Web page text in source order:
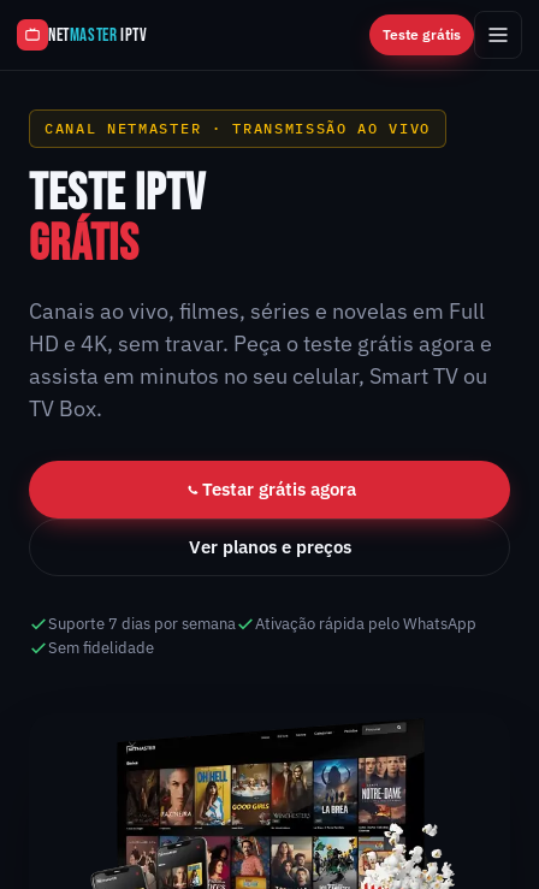
NETMASTERIPTV Teste grátis
CANAL NETMASTER · TRANSMISSÃO AO VIVO
TESTE IPTV
GRÁTIS
Canais ao vivo, filmes, séries e novelas em Full
HD e 4K, sem travar. Peça o teste grátis agora e
assista em minutos no seu celular, Smart TV ou
TV Box.
Testar grátis agora
Ver planos e preços
Suporte 7 dias por semana
Ativação rápida pelo WhatsApp
Sem fidelidade